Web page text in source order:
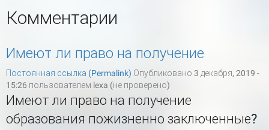
Комментарии
Имеют ли право на получение
Постоянная ссылка (Permalink) Опубликовано 3 декабря, 2019 -
15:26 пользователем lexa (не проверено)
Имеют ли право на получение
образования пожизненно заключенные?